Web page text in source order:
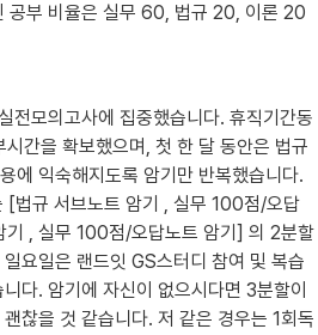
공부 비율은 실무 60, 법규 20, 이론 20
간을 확보했으며, 첫 한 달 동안은 법규
에 익숙해지도록 암기만 반복했습니다.
[법규 서브노트 암기 , 실무 100점/오답
, 실무 100점/오답노트 암기] 의 2분할
요일은 랜드잇 GS스터디 참여 및 복습
다. 암기에 자신이 없으시다면 3분할이
찮을 것 같습니다. 저 같은 경우는 1회독